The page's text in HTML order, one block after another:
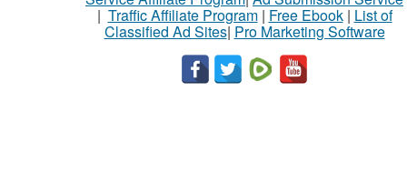
| Traffic Affiliate Program| Free Ebook| List of
Classified Ad Sites| Pro Marketing Software